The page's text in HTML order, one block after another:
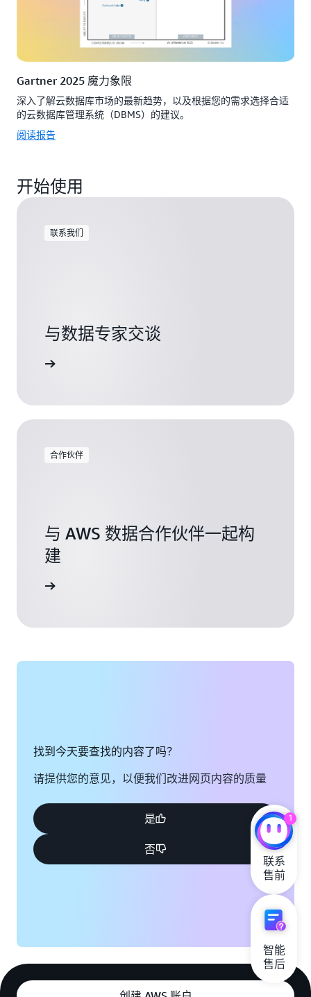
Gartner 2025 魔力象限
深入了解云数据库市场的最新趋势，以及根据您的需求选择合适
的云数据库管理系统（DBMS）的建议。
阅读报告
开始使用
联系我们
与数据专家交谈
合作伙伴
与 AWS 数据合作伙伴一起构
建
找到今天要查找的内容了吗？
请提供您的意见，以便我们改进网页内容的质量
是
否
1
联系
售前
智能
售后